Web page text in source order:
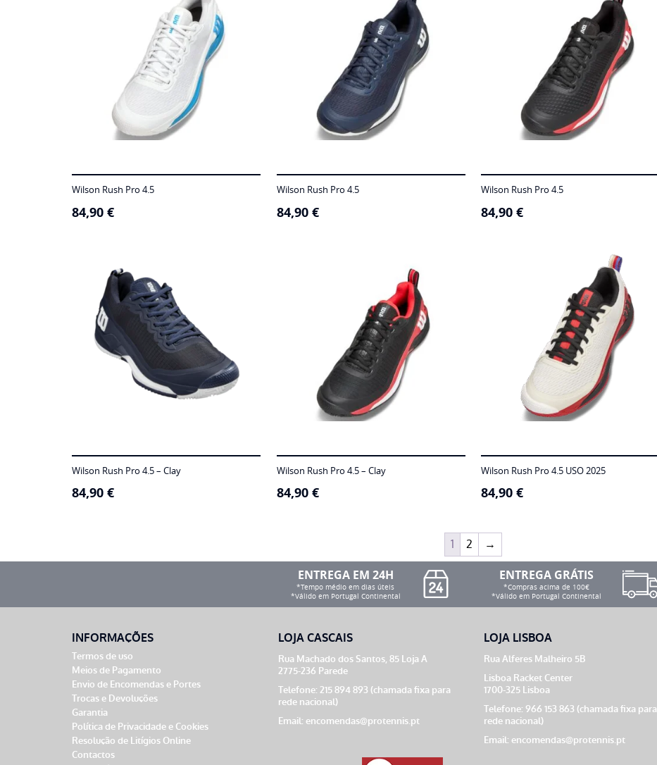
Wilson Rush Pro 4.5
84,90 €
Wilson Rush Pro 4.5
84,90 €
Wilson Rush Pro 4.5
84,90€
Wilson Rush Pro 4.5 – Clay
84,90 €
Wilson Rush Pro 4.5 – Clay
84,90 €
Wilson Rush Pro 4.5 USO 2025
84,90€
1 2 →
ENTREGA EM 24H
*Tempo médio em dias úteis
*Válido em Portugal Continental
ENTREGA GRÁTIS
*Compras acima de 100€
*Válido em Portugal Continental
INFORMAÇÕES
Termos de uso
Meios de Pagamento
Envio de Encomendas e Portes
Trocas e Devoluções
Garantia
Política de Privacidade e Cookies
Resolução de Litígios Online
Contactos
LOJA CASCAIS
Rua Machado dos Santos, 85 Loja A
2775-236 Parede
Telefone: 215 894 893 (chamada fixa para
rede nacional)
Email: encomendas@protennis.pt
LOJA LISBOA
Rua Alferes Malheiro 5B
Lisboa Racket Center
1700-325 Lisboa
Telefone: 966 153 863 (chamada fixa para
rede nacional)
Email: encomendas@protennis.pt